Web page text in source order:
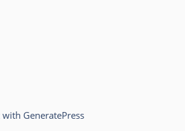
with GeneratePress